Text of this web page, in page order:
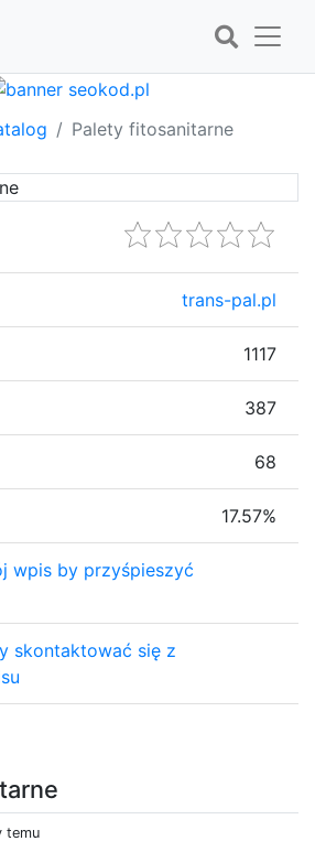
Palety fitosanitarne
temu
trans-pal.pl
1117
387
68
17.57%
wpis by przyśpieszyć
skontaktować się z